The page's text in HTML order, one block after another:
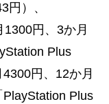
円）、
1300円、3か月
Plus
円、12か月
Plus